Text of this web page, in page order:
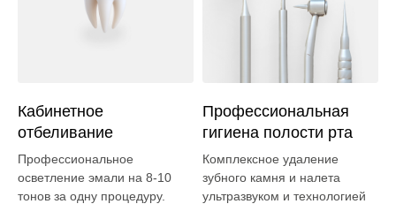
Кабинетное
отбеливание
Профессиональное
осветление эмали на 8-10
тонов за одну процедуру.
Профессиональная
гигиена полости рта
Комплексное удаление
зубного камня и налета
ультразвуком и технологией